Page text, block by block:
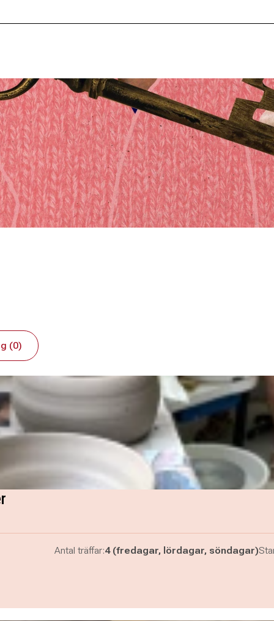
(0)
Antal träffar:4 (fredagar, lördagar, söndagar)